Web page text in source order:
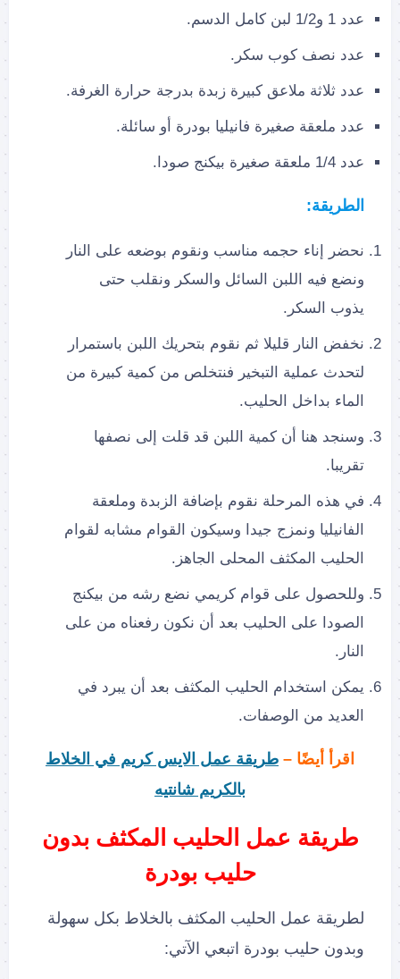
عدد 1 و1/2 لبن كامل الدسم.
عدد نصف كوب سكر.
عدد ثلاثة ملاعق كبيرة زبدة بدرجة حرارة الغرفة.
عدد ملعقة صغيرة فانيليا بودرة أو سائلة.
عدد 1/4 ملعقة صغيرة بيكنج صودا.
الطريقة:
نحضر إناء حجمه مناسب ونقوم بوضعه على النار
ونضع فيه اللبن السائل والسكر ونقلب حتى
يذوب السكر.
نخفض النار قليلا ثم نقوم بتحريك اللبن باستمرار
لتحدث عملية التبخير فنتخلص من كمية كبيرة من
الماء بداخل الحليب.
وسنجد هنا أن كمية اللبن قد قلت إلى نصفها
تقريبا.
في هذه المرحلة نقوم بإضافة الزبدة وملعقة
الفانيليا ونمزج جيدا وسيكون القوام مشابه لقوام
الحليب المكثف المحلى الجاهز.
وللحصول على قوام كريمي نضع رشه من بيكنج
الصودا على الحليب بعد أن نكون رفعناه من على
النار.
يمكن استخدام الحليب المكثف بعد أن يبرد في
العديد من الوصفات.
اقرأ أيضًا – طريقة عمل الايس كريم في الخلاط
بالكريم شانتيه
طريقة عمل الحليب المكثف بدون
حليب بودرة
لطريقة عمل الحليب المكثف بالخلاط بكل سهولة
وبدون حليب بودرة اتبعي الآتي: